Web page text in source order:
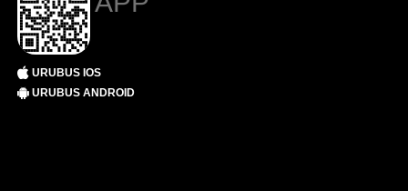
URUBUS IOS
URUBUS ANDROID